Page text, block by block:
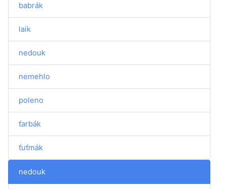
babrák
laik
nedouk
nemehlo
poleno
ťarbák
ťuťmák
nedouk